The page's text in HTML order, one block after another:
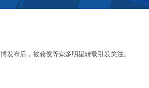
布后，被龚俊等众多明星转载引发关注。